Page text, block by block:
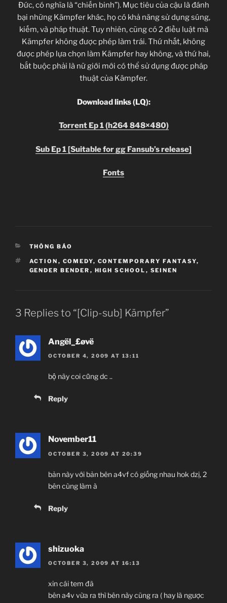
Đức, có nghĩa là “chiến binh”). Mục tiêu của cậu là đánh
bại những Kämpfer khác, họ có khả năng sử dụng súng,
kiếm, và pháp thuật. Tuy nhiên, cũng có 2 điều luật mà
Kämpfer không được phép làm trái. Thứ nhất, không
được phép lựa chọn làm Kämpfer hay không, và thứ hai,
bắt buộc phải là nữ giới mới có thể sử dụng được pháp
thuật của Kämpfer.
Download links (LQ):
Torrent Ep 1 (h264 848×480)
Sub Ep 1 [Suitable for gg Fansub’s release]
Fonts
CATEGORIES
THÔNG BÁO
TAGS
ACTION , COMEDY, CONTEMPORARY FANTASY,
GENDER BENDER , HIGH SCHOOL , SEINEN
3 Replies to “[Clip-sub] Kämpfer”
Angël_£øvë
OCTOBER 4, 2009 AT 13:11
bộ nãy coi cũng dc ..
Reply
November11
OCTOBER 3, 2009 AT 20:39
bản này với bản bên a4vf có giống nhau hok dzị, 2
bên cùng làm à
Reply
shizuoka
OCTOBER 3, 2009 AT 16:13
xin cái tem đã
bên a4v vừa ra thì bên này cũng ra ( hay là ngược